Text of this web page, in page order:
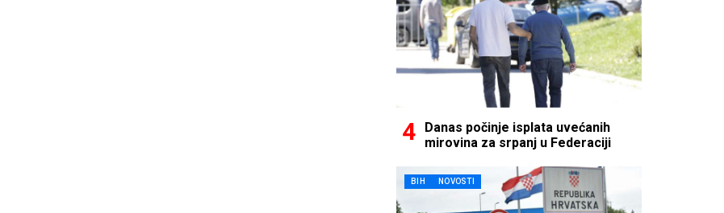
Danas počinje isplata uvećanih
mirovina za srpanj u Federaciji
BIH NOVOSTI